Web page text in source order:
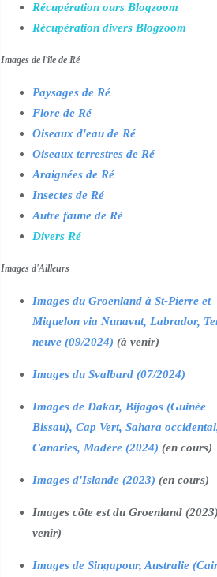
Récupération ours Blogzoom
Récupération divers Blogzoom
Images de l'île de Ré
Paysages de Ré
Flore de Ré
Oiseaux d'eau de Ré
Oiseaux terrestres de Ré
Araignées de Ré
Insectes de Ré
Autre faune de Ré
Divers Ré
Images d'Ailleurs
Images du Groenland à St-Pierre et
Miquelon via Nunavut, Labrador,
neuve (09/2024) (à venir)
Images du Svalbard (07/2024)
Images de Dakar, Bijagos (Guinée
Bissau), Cap Vert, Sahara
Canaries, Madère (2024) (en cours)
Images d'Islande (2023) (en cours)
Images côte est du Groenland
venir)
Images de Singapour, Australie